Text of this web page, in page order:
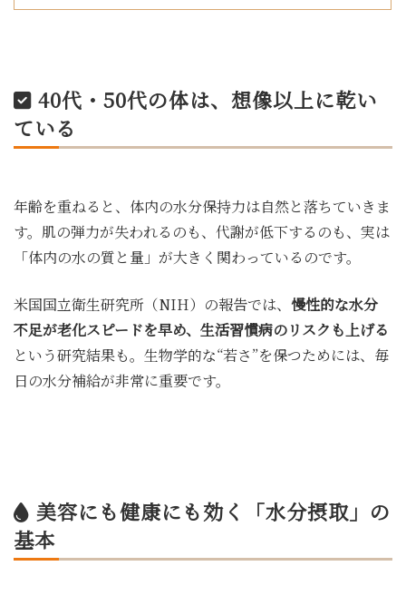
✅ 40代・50代の体は、想像以上に乾い
ている
年齢を重ねると、体内の水分保持力は自然と落ちていきま
す。肌の弾力が失われるのも、代謝が低下するのも、実は
「体内の水の質と量」が大きく関わっているのです。
米国国立衛生研究所（NIH）の報告では、慢性的な水分
不足が老化スピードを早め、生活習慣病のリスクも上げる
という研究結果も。生物学的な“若さ”を保つためには、毎
日の水分補給が非常に重要です。
💧 美容にも健康にも効く「水分摂取」の
基本